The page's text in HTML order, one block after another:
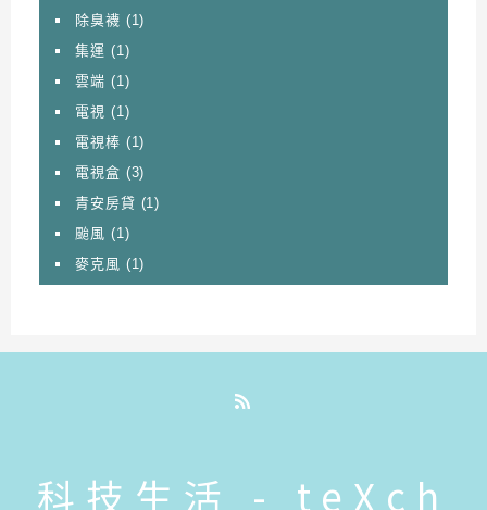
除臭襪 (1)
集運 (1)
雲端 (1)
電視 (1)
電視棒 (1)
電視盒 (3)
青安房貸 (1)
颱風 (1)
麥克風 (1)
科技生活 - teXch